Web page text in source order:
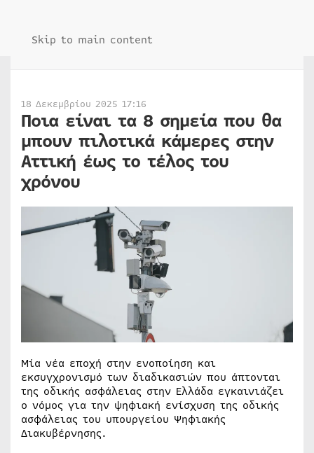
Skip to main content
18 Δεκεμβρίου 2025 17:16
Ποια είναι τα 8 σημεία που θα
μπουν πιλοτικά κάμερες στην
Αττική έως το τέλος του
χρόνου
Μία νέα εποχή στην ενοποίηση και
εκσυγχρονισμό των διαδικασιών που άπτονται
της οδικής ασφάλειας στην Ελλάδα εγκαινιάζει
ο νόμος για την ψηφιακή ενίσχυση της οδικής
ασφάλειας του υπουργείου Ψηφιακής
Διακυβέρνησης.